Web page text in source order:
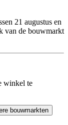
21 augustus en
van de bouwmarkt
winkel te
bouwmarkten